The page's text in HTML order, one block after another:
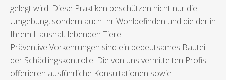
gelegt wird. Diese Praktiken beschützen nicht nur die
Umgebung, sondern auch Ihr Wohlbefinden und die der in
Ihrem Haushalt lebenden Tiere.
Präventive Vorkehrungen sind ein bedeutsames Bauteil
der Schädlingskontrolle. Die von uns vermittelten Profis
offerieren ausführliche Konsultationen sowie